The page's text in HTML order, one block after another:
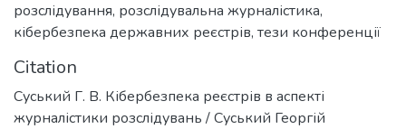
розслідування, розслідувальна журналістика,
кібербезпека державних реєстрів, тези конференції
Citation
Суський Г. В. Кібербезпека реєстрів в аспекті
журналістики розслідувань / Суський Георгій